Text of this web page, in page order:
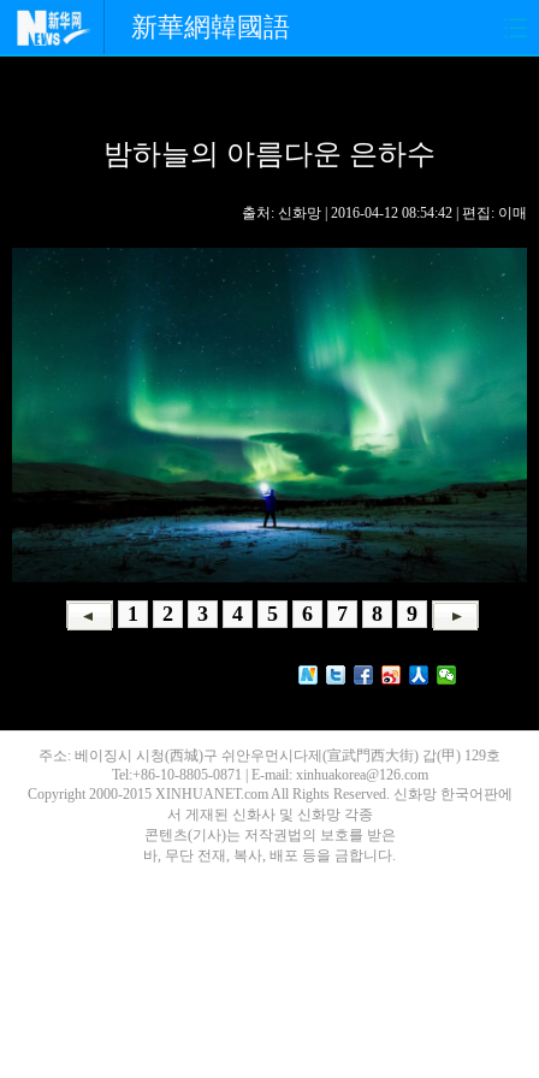
新華網韓國語
경제 사회 포토
핫 TV 문화
관광
밤하늘의 아름다운 은하수
출처: 신화망 | 2016-04-12 08:54:42 | 편집: 이매
1 2 3 4 5 6 7 8 9
주소: 베이징시 시청(西城)구 쉬안우먼시다제(宣武門西大街) 갑(甲) 129호
Tel:+86-10-8805-0871 | E-mail: xinhuakorea@126.com
Copyright 2000-2015 XINHUANET.com All Rights Reserved. 신화망 한국어판에
서 게재된 신화사 및 신화망 각종
콘텐츠(기사)는 저작권법의 보호를 받은
바, 무단 전재, 복사, 배포 등을 금합니다.